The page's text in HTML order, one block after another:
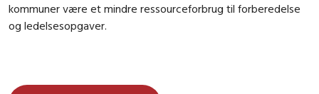
kommuner være et mindre ressourceforbrug til forberedelse
og ledelsesopgaver.